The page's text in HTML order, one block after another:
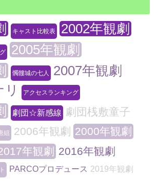
キャスト比較表 2002年観劇
2005年観劇
髑髏城の七人
2007年観劇
アクセスランキング
劇団☆新感線
劇団桟敷童子
組 2006年観劇
2000年観劇
年観劇 2016年観劇
PARCOプロデュース 2019年観劇